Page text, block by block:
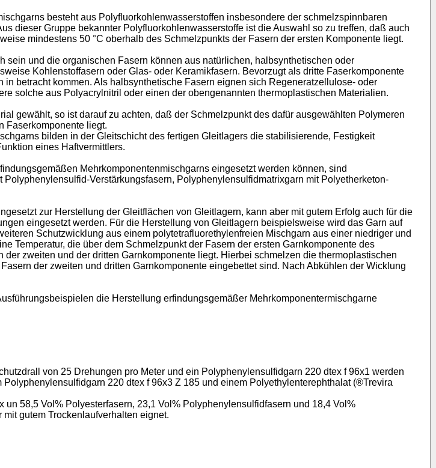
besteht aus Polyfluorkohlenwasserstoffen insbesondere der schmelzspinnbaren
dieser Gruppe bekannter Polyfluorkohlenwasserstoffe ist die Auswahl so zu treffen, daß auch
mindestens 50 °C oberhalb des Schmelzpunkts der Fasern der ersten Komponente liegt.
und die organischen Fasern können aus natürlichen, halbsynthetischen oder
Kohlenstoffasern oder Glas- oder Keramikfasern. Bevorzugt als dritte Faserkomponente
betracht kommen. Als halbsynthetische Fasern eignen sich Regeneratzellulose- oder
solche aus Polyacrylnitril oder einen der obengenannten thermoplastischen Materialien.
gewählt, so ist darauf zu achten, daß der Schmelzpunkt des dafür ausgewählten Polymeren
Faserkomponente liegt.
bilden in der Gleitschicht des fertigen Gleitlagers die stabilisierende, Festigkeit
eines Haftvermittlers.
Mehrkomponentenmischgarns eingesetzt werden können, sind
Verstärkungsfasern, Polyphenylensulfidmatrixgarn mit Polyetherketon-
zur Herstellung der Gleitflächen von Gleitlagern, kann aber mit gutem Erfolg auch für die
eingesetzt werden. Für die Herstellung von Gleitlagern beispielsweise wird das Garn auf
Schutzwicklung aus einem polytetrafluorethylenfreien Mischgarn aus einer niedriger und
Temperatur, die über dem Schmelzpunkt der Fasern der ersten Garnkomponente des
zweiten und der dritten Garnkomponente liegt. Hierbei schmelzen die thermoplastischen
der zweiten und dritten Garnkomponente eingebettet sind. Nach Abkühlen der Wicklung
die Herstellung erfindungsgemäßer Mehrkomponentermischgarne
von 25 Drehungen pro Meter und ein Polyphenylensulfidgarn 220 dtex f 96x1 werden
220 dtex f 96x3 Z 185 und einem Polyethylenterephthalat (®Trevira
58,5 Vol% Polyesterfasern, 23,1 Vol% Polyphenylensulfidfasern und 18,4 Vol%
gutem Trockenlaufverhalten eignet.